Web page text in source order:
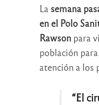
La semana
en el Polo
Rawsonpara
población
atención a los
“El